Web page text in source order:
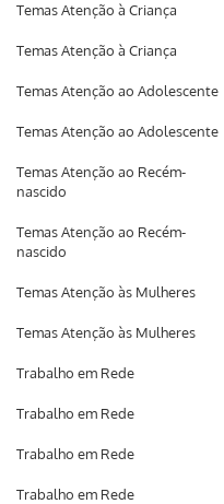
Temas Atenção à Criança
Temas Atenção à Criança
Temas Atenção ao Adolescente
Temas Atenção ao Adolescente
Temas Atenção ao Recém-
nascido
Temas Atenção ao Recém-
nascido
Temas Atenção às Mulheres
Temas Atenção às Mulheres
Trabalho em Rede
Trabalho em Rede
Trabalho em Rede
Trabalho em Rede